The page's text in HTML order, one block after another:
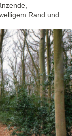
Rand und